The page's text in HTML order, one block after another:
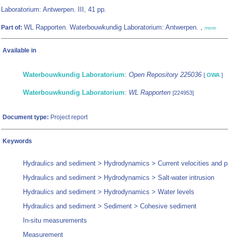
Laboratorium: Antwerpen. III, 41 pp.
Part of: WL Rapporten. Waterbouwkundig Laboratorium: Antwerpen. , more
Available in
Waterbouwkundig Laboratorium: Open Repository 225036 [ OWA ]
Waterbouwkundig Laboratorium: WL Rapporten [224953]
Document type: Project report
Keywords
Hydraulics and sediment > Hydrodynamics > Current velocities and
Hydraulics and sediment > Hydrodynamics > Salt-water intrusion
Hydraulics and sediment > Hydrodynamics > Water levels
Hydraulics and sediment > Sediment > Cohesive sediment
In-situ measurements
Measurement